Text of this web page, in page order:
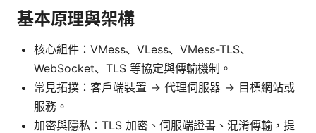
基本原理與架構
核心組件：VMess、VLess、VMess-TLS、
WebSocket、TLS 等協定與傳輸機制。
常見拓撲：客戶端裝置 -> 代理伺服器 -> 目標網站或
服務。
加密與隱私：TLS 加密、伺服端證書、混淆傳輸，提